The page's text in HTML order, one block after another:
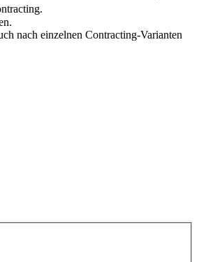
nach einzelnen Contracting-Varianten